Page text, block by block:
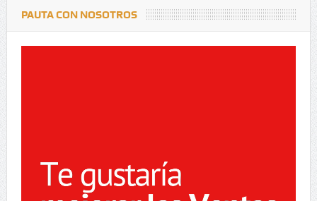
PAUTA CON NOSOTROS